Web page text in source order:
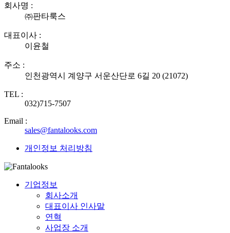
회사명 :
㈜판타룩스
대표이사 :
이윤철
주소 :
인천광역시 계양구 서운산단로 6길 20 (21072)
TEL :
032)715-7507
Email :
sales@fantalooks.com
개인정보 처리방침
기업정보
회사소개
대표이사 인사말
연혁
사업장 소개